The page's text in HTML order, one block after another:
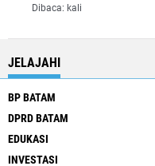
Dibaca: kali
JELAJAHI
BP BATAM
DPRD BATAM
EDUKASI
INVESTASI